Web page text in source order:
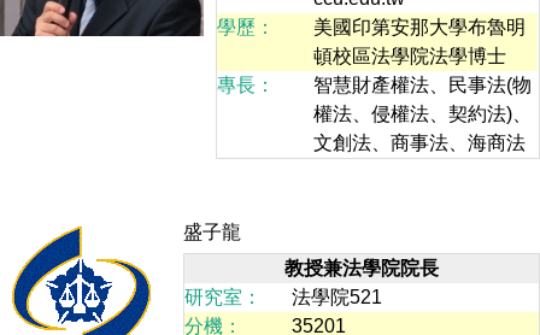
學歷：
美國印第安那大學布魯明
頓校區法學院法學博士
專長：
智慧財產權法、民事法(物
權法、侵權法、契約法)、
文創法、商事法、海商法
盛子龍
教授兼法學院院長
研究室：
法學院521
分機：
35201